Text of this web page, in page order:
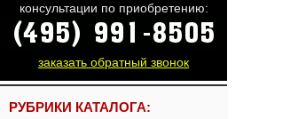
консультации по приобретению:
заказать обратный звонок
РУБРИКИ КАТАЛОГА: